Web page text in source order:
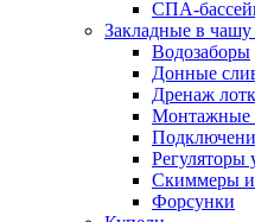
СПА-
Закладные в чашу
Водозаборы
Донные
Дренаж
Монтажные
Регуляторы
Скиммеры и
Форсунки